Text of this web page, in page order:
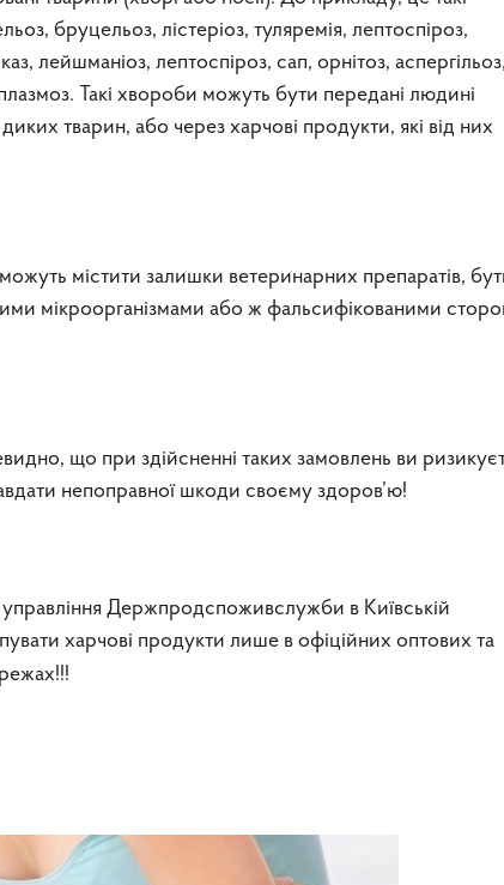
бруцельоз, лістеріоз, туляремія, лептоспіроз,
лейшманіоз, лептоспіроз, сап, орнітоз, аспергільоз,
Такі хвороби можуть бути передані людині
тварин, або через харчові продукти, які від них
містити залишки ветеринарних препаратів,
мікроорганізмами або ж фальсифікованими
що при здійсненні таких замовлень ви
непоправної шкоди своєму здоров’ю!
Держпродспоживслужби в Київській
харчові продукти лише в офіційних оптових та